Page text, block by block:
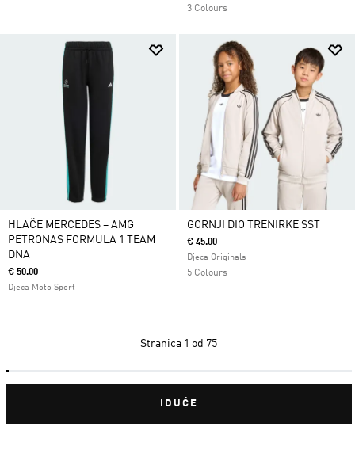
3 Colours
HLAČE MERCEDES – AMG
PETRONAS FORMULA 1 TEAM
DNA
€ 50.00
Djeca Moto Sport
GORNJI DIO TRENIRKE SST
€ 45.00
Djeca Originals
5 Colours
Stranica 1 od 75
IDUĆE